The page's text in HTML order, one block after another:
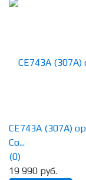
CE743A (307A)
Co...
(0)
19 990 руб.